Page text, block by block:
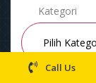
Kategori
Call Us